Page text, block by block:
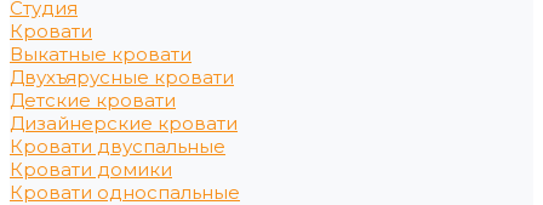
Студия
Кровати
Выкатные кровати
Двухъярусные кровати
Детские кровати
Дизайнерские кровати
Кровати двуспальные
Кровати домики
Кровати односпальные